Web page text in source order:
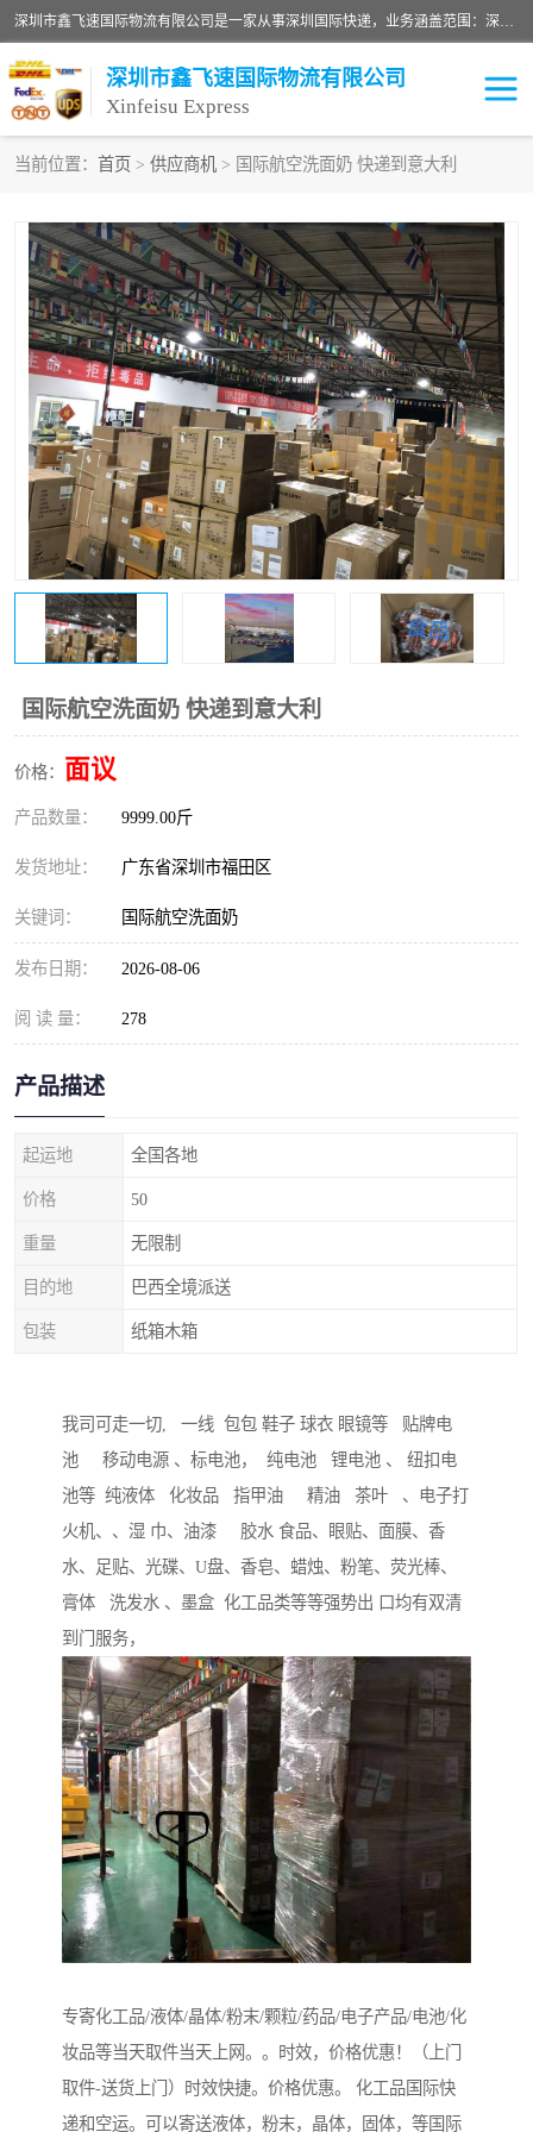
深圳市鑫飞速国际物流有限公司是一家从事深圳国际快递，业务涵盖范围：深圳DHL国际快递、深圳国际快递公司、深圳国际物流公司、深圳国际快递、深圳DHL国际快递电话可拨打全国服务热线：15019287411。欢迎各位亲来人来电到我司洽谈合作。
深圳市鑫飞速国际物流有限公司
Xinfeisu Express
当前位置： 首页 > 供应商机 > 国际航空洗面奶 快递到意大利
国际航空洗面奶 快递到意大利
价格： 面议
产品数量： 9999.00斤
发货地址： 广东省深圳市福田区
关键词： 国际航空洗面奶
发布日期： 2026-08-06
阅 读 量： 278
产品描述
起运地 全国各地
价格 50
重量 无限制
目的地 巴西全境派送
包装 纸箱木箱
我司可走一切, 一线 包包 鞋子 球衣 眼镜等 贴牌电
池 移动电源 、标电池， 纯电池 锂电池 、 纽扣电
池等 纯液体 化妆品 指甲油 精油 茶叶 、电子打
火机、、湿 巾、油漆 胶水 食品、眼贴、面膜、香
水、足贴、光碟、U盘、香皂、蜡烛、粉笔、荧光棒、
膏体 洗发水 、墨盒 化工品类等等强势出 口均有双清
到门服务，
专寄化工品/液体/晶体/粉末/颗粒/药品/电子产品/电池/化
妆品等当天取件当天上网。。时效，价格优惠！（上门
取件-送货上门）时效快捷。价格优惠。 化工品国际快
递和空运。可以寄送液体，粉末，晶体，固体，等国际
俄罗斯快递 巴西快递
深圳DHL国际快递 伊朗快递
UPS国际快递 深圳国际快递公司
深圳国际物流公司 深圳国际快递电话
DHL国际快递电话 深圳国际快递
新能源电池出口物流